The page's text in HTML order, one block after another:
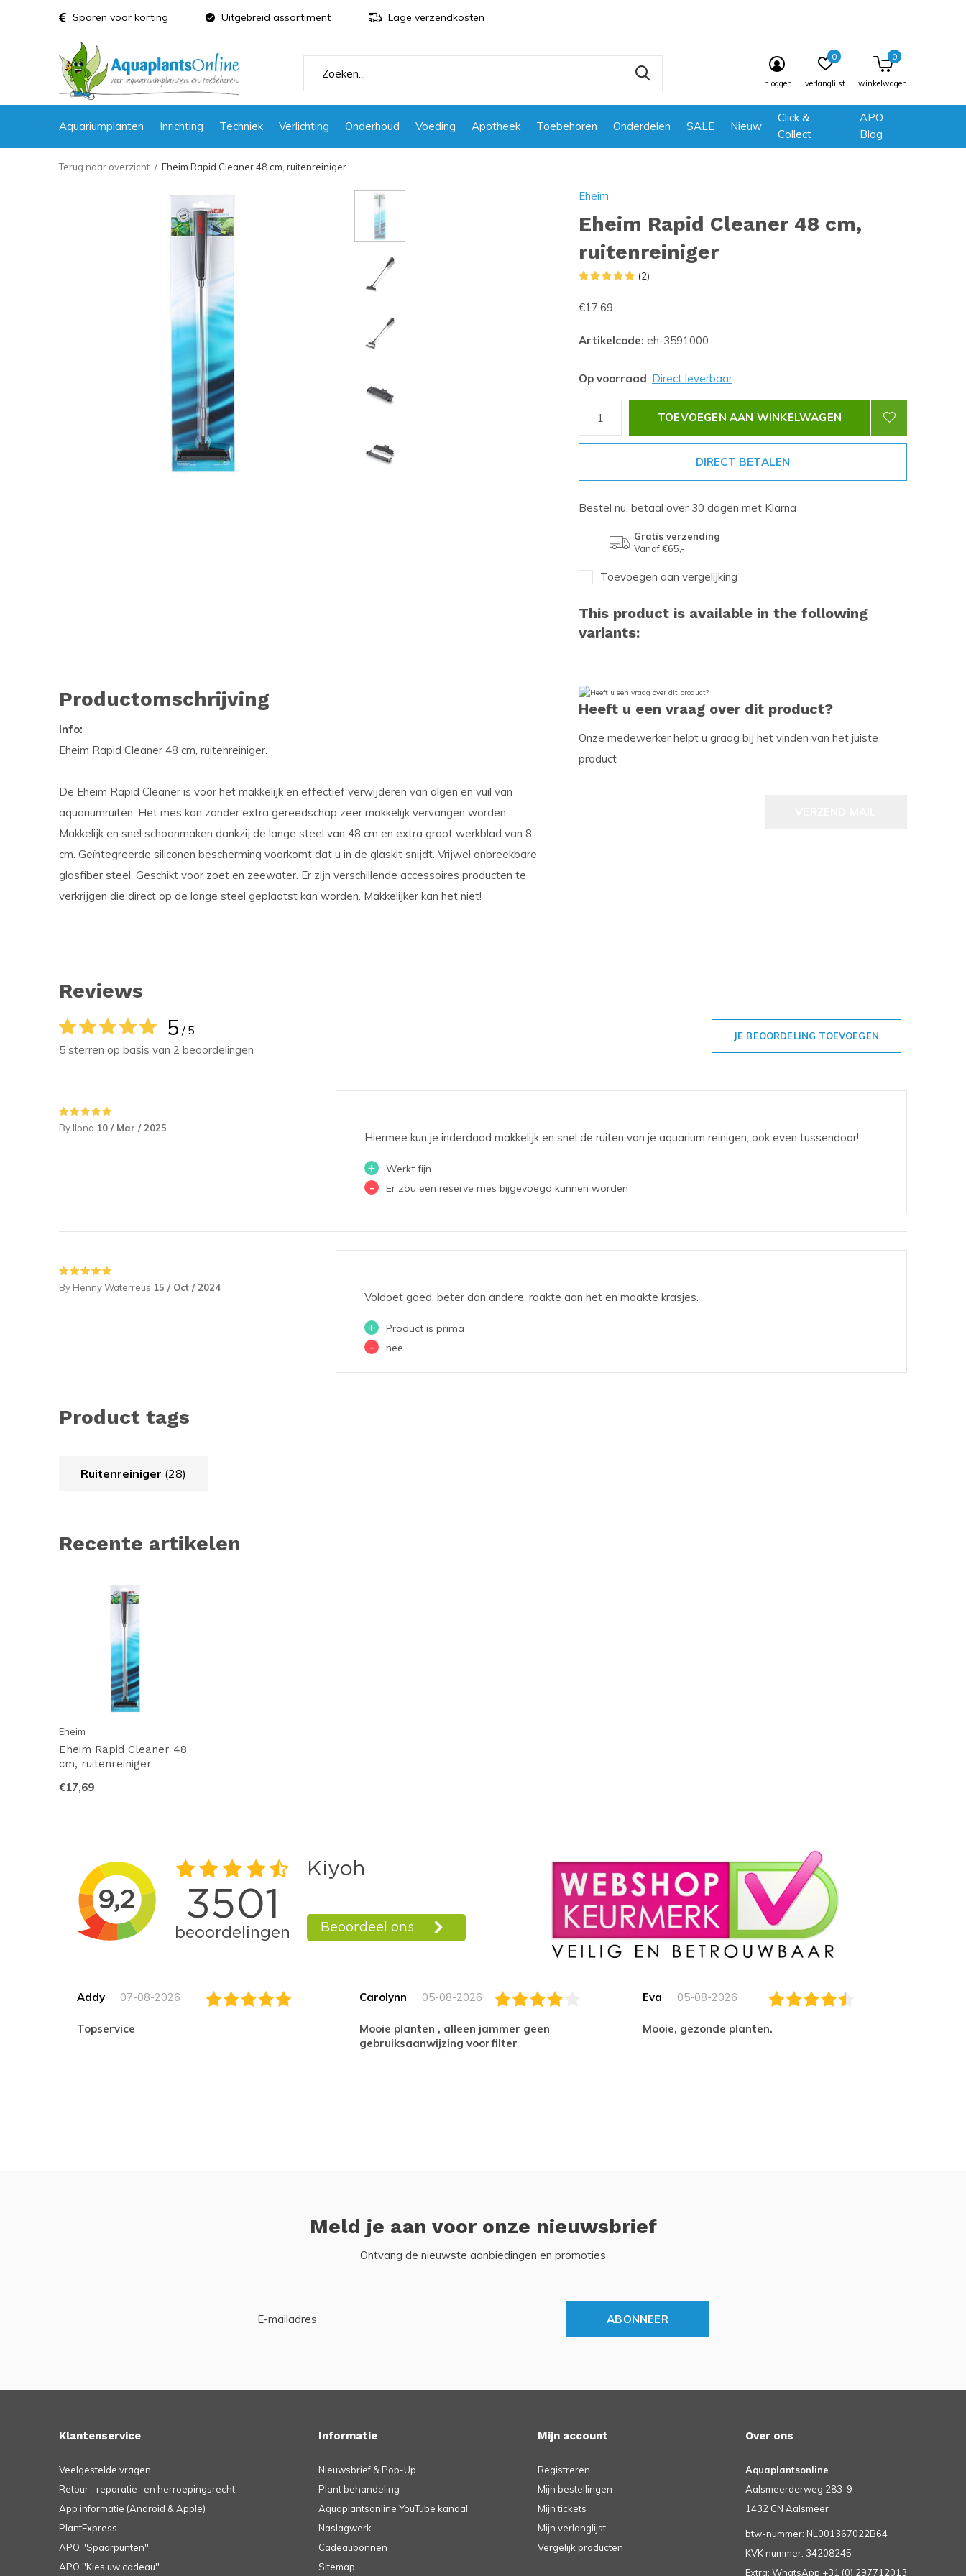
Aquariumplanten Inrichting Techniek Verlichting Onderhoud Voeding Apotheek Toebehoren Onderdelen SALE Nieuw
Click &
Collect
APO
Blog
inloggen verlanglijst
0
winkelwagen
0
Sparen voor korting Uitgebreid assortiment Lage verzendkosten
Terug naar overzicht Eheim Rapid Cleaner 48 cm, ruitenreiniger
Eheim
Eheim Rapid Cleaner 48 cm,
ruitenreiniger
(2)
€17,69
Artikelcode: eh-3591000
Op voorraad: Direct leverbaar
TOEVOEGEN AAN WINKELWAGEN
DIRECT BETALEN
Bestel nu, betaal over 30 dagen met Klarna
Gratis verzending
Vanaf €65,-
Toevoegen aan vergelijking
This product is available in the following
variants:
Productomschrijving
Info:
Eheim Rapid Cleaner 48 cm, ruitenreiniger.
De Eheim Rapid Cleaner is voor het makkelijk en effectief verwijderen van algen en vuil van
aquariumruiten. Het mes kan zonder extra gereedschap zeer makkelijk vervangen worden.
Makkelijk en snel schoonmaken dankzij de lange steel van 48 cm en extra groot werkblad van 8
cm. Geïntegreerde siliconen bescherming voorkomt dat u in de glaskit snijdt. Vrijwel onbreekbare
glasfiber steel. Geschikt voor zoet en zeewater. Er zijn verschillende accessoires producten te
verkrijgen die direct op de lange steel geplaatst kan worden. Makkelijker kan het niet!
Heeft u een vraag over dit product?
Onze medewerker helpt u graag bij het vinden van het juiste
product
Reviews
5 / 5
5 sterren op basis van 2 beoordelingen
JE BEOORDELING TOEVOEGEN
By Ilona 10 / Mar / 2025
Hiermee kun je inderdaad makkelijk en snel de ruiten van je aquarium reinigen, ook even tussendoor!
+ Werkt fijn
- Er zou een reserve mes bijgevoegd kunnen worden
By Henny Waterreus 15 / Oct / 2024
Voldoet goed, beter dan andere, raakte aan het en maakte krasjes.
+ Product is prima
- nee
Product tags
Ruitenreiniger (28)
Recente artikelen
Eheim
Eheim Rapid Cleaner 48
cm, ruitenreiniger
€17,69
Addy 07-08-2026
topservice
Carolynn 05-08-2026
Mooie planten , alleen jammer geen
gebruiksaanwijzing voorfilter
Eva 05-08-2026
Mooie, gezonde planten.
Meld je aan voor onze nieuwsbrief
Ontvang de nieuwste aanbiedingen en promoties
ABONNEER
Klantenservice
Veelgestelde vragen
Retour-, reparatie- en herroepingsrecht
App informatie (Android & Apple)
PlantExpress
APO ''Spaarpunten''
APO ''Kies uw cadeau''
Informatie
Nieuwsbrief & Pop-Up
Plant behandeling
Aquaplantsonline YouTube kanaal
Naslagwerk
Cadeaubonnen
Sitemap
Mijn account
Registreren
Mijn bestellingen
Mijn tickets
Mijn verlanglijst
Vergelijk producten
Over ons
Aquaplantsonline
Aalsmeerderweg 283-9
1432 CN Aalsmeer
btw-nummer: NL001367022B64
KVK nummer: 34208245
Extra: WhatsApp +31 (0) 297712013